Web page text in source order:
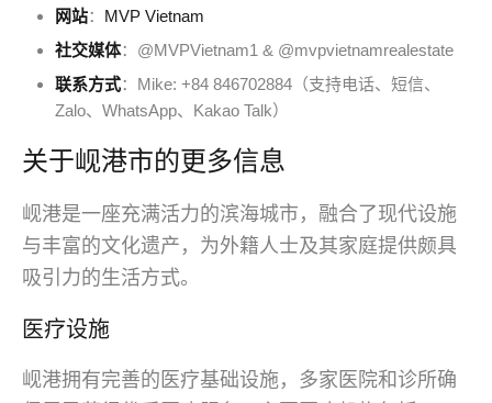
网站： MVP Vietnam
社交媒体：@MVPVietnam1 & @mvpvietnamrealestate
联系方式：Mike: +84 846702884（支持电话、短信、
Zalo、WhatsApp、Kakao Talk）
关于岘港市的更多信息
岘港是一座充满活力的滨海城市，融合了现代设施
与丰富的文化遗产，为外籍人士及其家庭提供颇具
吸引力的生活方式。
医疗设施
岘港拥有完善的医疗基础设施，多家医院和诊所确